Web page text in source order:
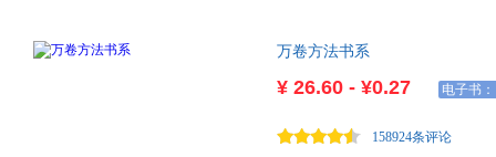
万卷方法书系
¥ 26.60 - ¥0.27 电子书：
158924条评论